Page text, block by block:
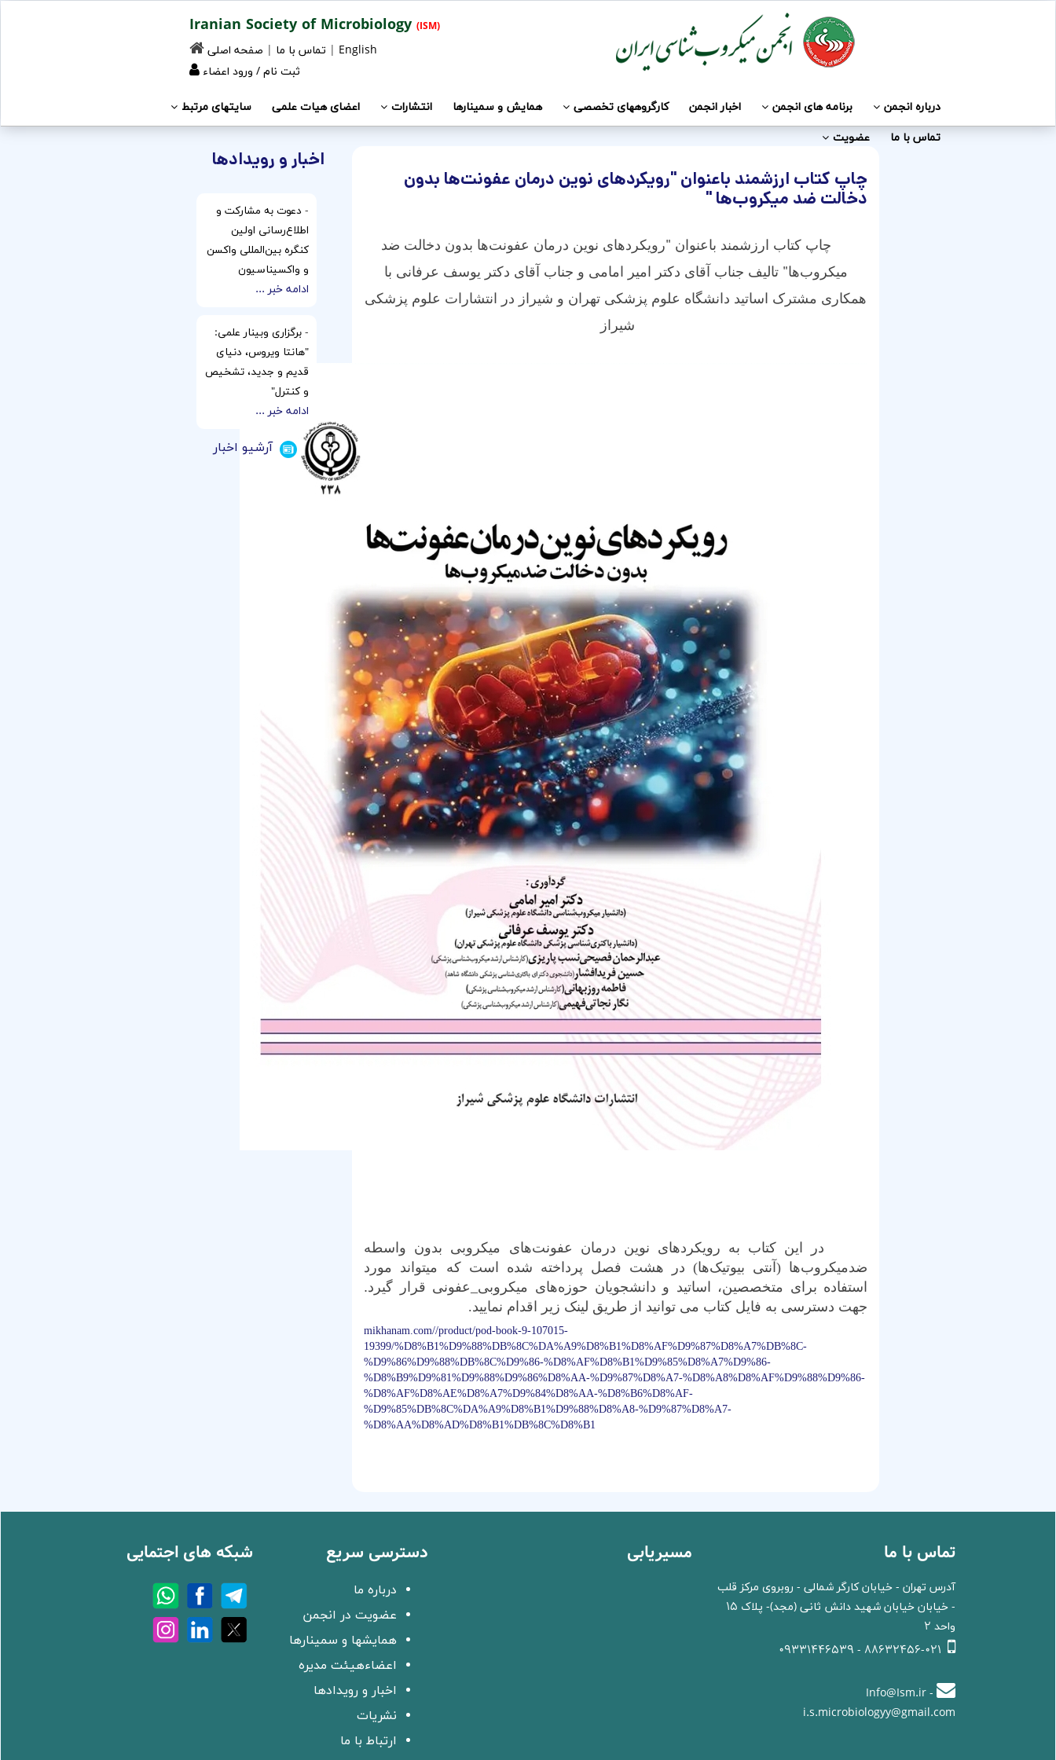
Iranian Society of Microbiology
(ISM)
English تماس با ما
صفحه اصلی
ثبت نام / ورود اعضاء
درباره انجمن برنامه های انجمن اخبار انجمن کارگروههای تخصصی همایش و سمینارها انتشارات اعضای هیات علمی سایتهای مرتبط
تماس با ما عضویت
چاپ کتاب ارزشمند باعنوان "رویکردهای نوین درمان عفونت‌ها بدون
دخالت ضد میکروب‌ها "
چاپ کتاب ارزشمند باعنوان "رویکردهای نوین درمان عفونت‌ها بدون دخالت ضد
میکروب‌ها" تالیف جناب آقای دکتر امیر امامی و جناب آقای دکتر یوسف عرفانی با
همکاری مشترک اساتید دانشگاه علوم پزشکی تهران و شیراز در انتشارات علوم پزشکی
شیراز
در این کتاب به رویکردهای نوین درمان عفونت‌های میکروبی بدون واسطه
ضدمیکروب‌ها (آنتی بیوتیک‌ها) در هشت فصل پرداخته شده است که میتواند مورد
استفاده برای متخصصین، اساتید و دانشجویان حوزه‌های میکروبی‌_‌عفونی قرار گیرد.
جهت دسترسی به فایل کتاب می توانید از طریق لینک زیر اقدام نمایید.
mikhanam.com//product/pod-book-9-107015-
19399/%D8%B1%D9%88%DB%8C%DA%A9%D8%B1%D8%AF%D9%87%D8%A7%DB%8C-
%D9%86%D9%88%DB%8C%D9%86-%D8%AF%D8%B1%D9%85%D8%A7%D9%86-
%D8%B9%D9%81%D9%88%D9%86%D8%AA-%D9%87%D8%A7-%D8%A8%D8%AF%D9%88%D9%86-
%D8%AF%D8%AE%D8%A7%D9%84%D8%AA-%D8%B6%D8%AF-
%D9%85%DB%8C%DA%A9%D8%B1%D9%88%D8%A8-%D9%87%D8%A7-
%D8%AA%D8%AD%D8%B1%DB%8C%D8%B1
اخبار و رویدادها
- دعوت به مشارکت و
اطلاع‌رسانی اولین
کنگره بین‌المللی واکسن
و واکسیناسیون
ادامه خبر ...
- برگزاری وبینار علمی:
"هانتا ویروس، دنیای
قدیم و جدید، تشخیص
و کنترل"
ادامه خبر ...
آرشیو اخبار
تماس با ما
آدرس تهران - خیابان کارگر شمالی - روبروی مرکز قلب
- خیابان خیابان شهید دانش ثانی (مجد)- پلاک 15
واحد 2
88632456-021 - 09331446539
Info@Ism.ir -
i.s.microbiologyy@gmail.com
مسیریابی دسترسی سریع
درباره ما
عضویت در انجمن
همایشها و سمینارها
اعضاءهیئت مدیره
اخبار و رویدادها
نشریات
ارتباط با ما
شبکه های اجتمایی